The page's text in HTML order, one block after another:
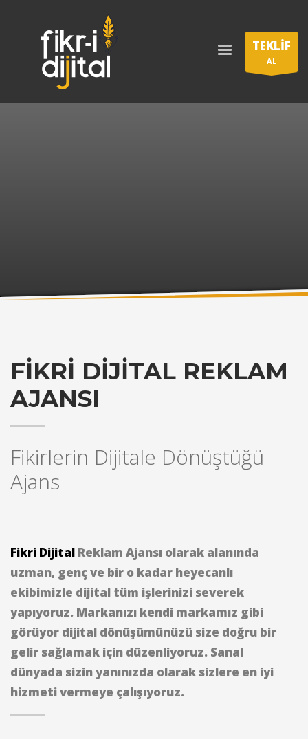
TEKLİF
AL
FİKRİ DİJİTAL REKLAM
AJANSI
Fikirlerin Dijitale Dönüştüğü
Ajans
Fikri Dijital Reklam Ajansı olarak alanında
uzman, genç ve bir o kadar heyecanlı
ekibimizle dijital tüm işlerinizi severek
yapıyoruz. Markanızı kendi markamız gibi
görüyor dijital dönüşümünüzü size doğru bir
gelir sağlamak için düzenliyoruz. Sanal
dünyada sizin yanınızda olarak sizlere en iyi
hizmeti vermeye çalışıyoruz.